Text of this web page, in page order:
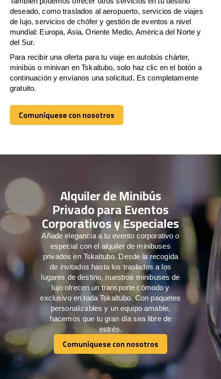
deseado, como traslados al aeropuerto, servicios de viajes
de lujo, servicios de chófer y gestión de eventos a nivel
mundial: Europa, Asia, Oriente Medio, América del Norte y
del Sur.
Para recibir una oferta para tu viaje en autobús chárter,
minibús o minivan en Tskaltubo, solo haz clic en el botón a
continuación y envíanos una solicitud. Es completamente
gratuito.
Comuníquese con nosotros
Comuníquese con nosotros
Alquiler de Minibús
Privado para Eventos
Corporativos y Especiales
Añade elegancia a tu evento corporativo o
especial con el alquiler de minibuses
privados en Tskaltubo. Desde la recogida
de invitados hasta los traslados a los
lugares de destino, nuestros minibuses de
lujo ofrecen un transporte cómodo y
exclusivo en toda Tskaltubo. Con paquetes
personalizables y un equipo amable,
hacemos que tu gran día sea libre de
estrés.
Comuníquese con nosotros
Comuníquese con nosotros